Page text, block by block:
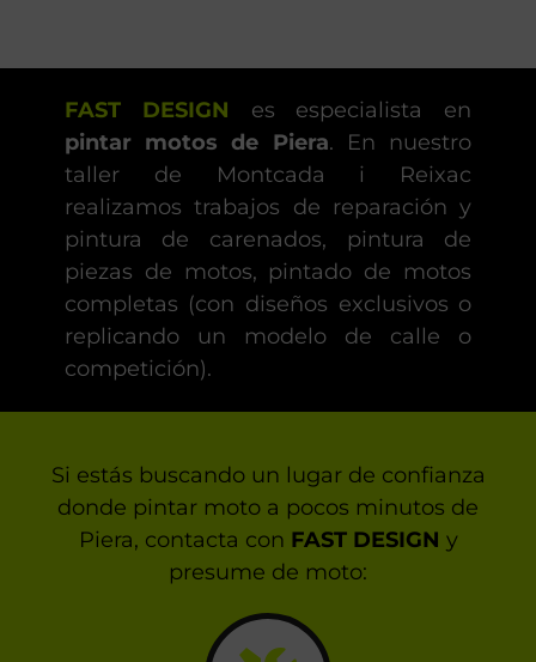
FAST DESIGN es especialista en
pintar motos de Piera. En nuestro
taller de Montcada i Reixac
realizamos trabajos de reparación y
pintura de carenados, pintura de
piezas de motos, pintado de motos
completas (con diseños exclusivos o
replicando un modelo de calle o
competición).
Si estás buscando un lugar de confianza
donde pintar moto a pocos minutos de
Piera, contacta con FAST DESIGN y
presume de moto: